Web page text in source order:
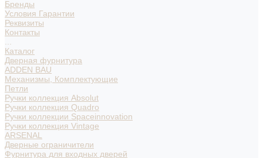
Бренды
Условия Гарантии
Реквизиты
Контакты
Каталог
Дверная фурнитура
ADDEN BAU
Механизмы, Комплектующие
Петли
Ручки коллекция Absolut
Ручки коллекция Quadro
Ручки коллекции Spaceinnovation
Ручки коллекция Vintage
ARSENAL
Дверные ограничители
Фурнитура для входных дверей